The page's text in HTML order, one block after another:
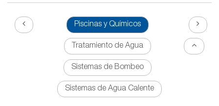
Piscinas y Químicos
Tratamiento de Agua
Sistemas de Bombeo
Sistemas de Agua Calente